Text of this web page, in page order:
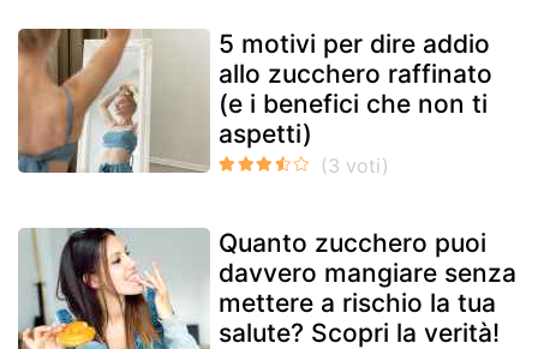
5 motivi per dire addio
allo zucchero raffinato
(e i benefici che non ti
aspetti)
Quanto zucchero puoi
davvero mangiare senza
mettere a rischio la tua
salute? Scopri la verità!